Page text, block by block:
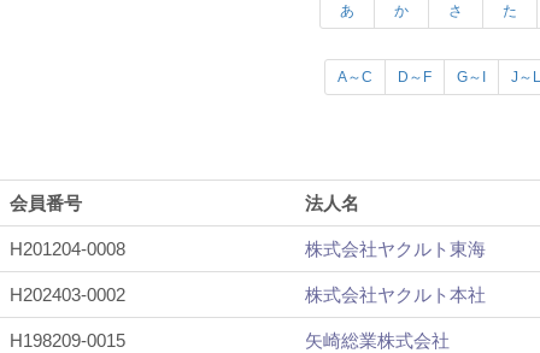
あ か さ た
A～C D～F G～I J～L
会員番号 法人名
H201204-0008 株式会社ヤクルト東海
H202403-0002 株式会社ヤクルト本社
H198209-0015 矢崎総業株式会社